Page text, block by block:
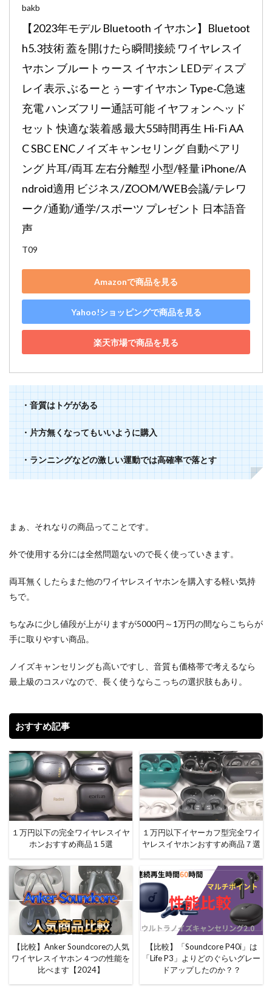
bakb
【2023年モデル Bluetooth イヤホン】Bluetoot
h5.3技術 蓋を開けたら瞬間接続 ワイヤレスイ
ヤホン ブルートゥース イヤホン LEDディスプ
レイ表示 ぶるーとぅーすイヤホン Type‐C急速
充電 ハンズフリー通話可能 イヤフォン ヘッド
セット 快適な装着感 最大55時間再生 Hi-Fi AA
C SBC ENCノイズキャンセリング 自動ペアリ
ング 片耳/両耳 左右分離型 小型/軽量 iPhone/A
ndroid適用 ビジネス/ZOOM/WEB会議/テレワ
ーク/通勤/通学/スポーツ プレゼント 日本語音
声
T09
Amazonで商品を見る
Yahoo!ショッピングで商品を見る
楽天市場で商品を見る
・音質はトゲがある
・片方無くなってもいいように購入
・ランニングなどの激しい運動では高確率で落とす
まぁ、それなりの商品ってことです。
外で使用する分には全然問題ないので長く使っていきます。
両耳無くしたらまた他のワイヤレスイヤホンを購入する軽い気持
ちで。
ちなみに少し値段が上がりますが5000円～1万円の間ならこちらが
手に取りやすい商品。
ノイズキャンセリングも高いですし、音質も価格帯で考えるなら
最上級のコスパなので、長く使うならこっちの選択肢もあり。
おすすめ記事
１万円以下の完全ワイヤレスイヤ
ホンおすすめ商品１5選
１万円以下イヤーカフ型完全ワイ
ヤレスイヤホンおすすめ商品７選
【比較】Anker Soundcoreの人気
ワイヤレスイヤホン４つの性能を
比べます【2024】
【比較】「Soundcore P40i」は
「Life P3」よりどのぐらいグレー
ドアップしたのか？？